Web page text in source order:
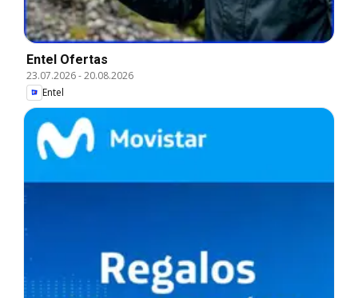
Entel Ofertas
23.07.2026-20.08.2026
Entel